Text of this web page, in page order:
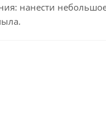
нанести